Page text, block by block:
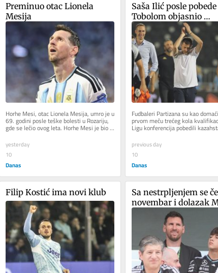
Preminuo otac Lionela
Mesija
Horhe Mesi, otac Lionela Mesija, umro je u
69. godini posle teške bolesti u Rozariju,
gde se lečio ovog leta. Horhe Mesi je bio
ključna figura u...
yesterday
10
Danas
Saša Ilić posle
Tobolom objasnio
izostanak Ugrešića
Fudbaleri Partizana su kao
prvom meču trećeg kola
Ligu konferencija pobedili
Tobol sa 3:0. Posle utakmice...
previous day
10
Danas
Filip Kostić ima novi klub
Sa nestrpljenjem se
novembar i dolazak
u Barselonu